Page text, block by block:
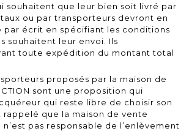
souhaitent que leur bien soit livré par
ou par transporteurs devront en
par écrit en spécifiant les conditions
souhaitent leur envoi. Ils
toute expédition du montant total
proposés par la maison de
sont une proposition qui
qui reste libre de choisir son
rappelé que la maison de vente
n’est pas responsable de l’enlèvement